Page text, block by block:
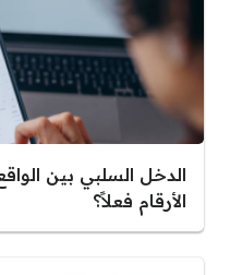
الدخل السلبي بين
الأرقام فعلاً؟